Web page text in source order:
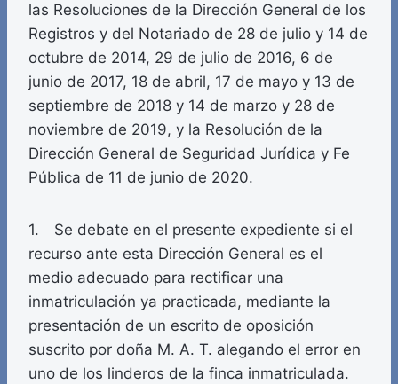
las Resoluciones de la Dirección General de los
Registros y del Notariado de 28 de julio y 14 de
octubre de 2014, 29 de julio de 2016, 6 de
junio de 2017, 18 de abril, 17 de mayo y 13 de
septiembre de 2018 y 14 de marzo y 28 de
noviembre de 2019, y la Resolución de la
Dirección General de Seguridad Jurídica y Fe
Pública de 11 de junio de 2020.
1. Se debate en el presente expediente si el
recurso ante esta Dirección General es el
medio adecuado para rectificar una
inmatriculación ya practicada, mediante la
presentación de un escrito de oposición
suscrito por doña M. A. T. alegando el error en
uno de los linderos de la finca inmatriculada.